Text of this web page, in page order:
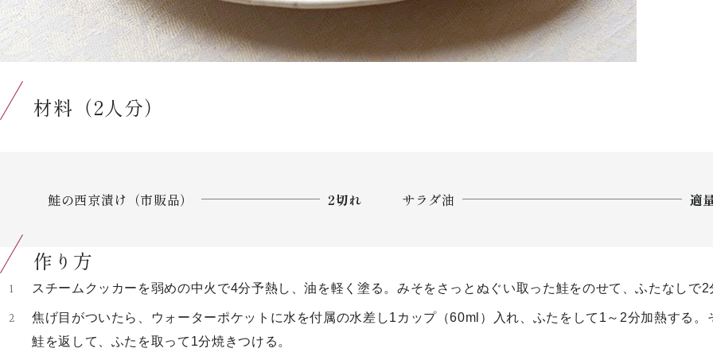
材料（2人分）
鮭の西京漬け（市販品） 2切れ サラダ油 適
作り方
スチームクッカーを弱めの中火で4分予熱し、油を軽く塗る。みそをさっとぬぐい取った鮭をのせて、ふたなしで2
焦げ目がついたら、ウォーターポケットに水を付属の水差し1カップ（60ml）入れ、ふたをして1～2分加熱する。
鮭を返して、ふたを取って1分焼きつける。